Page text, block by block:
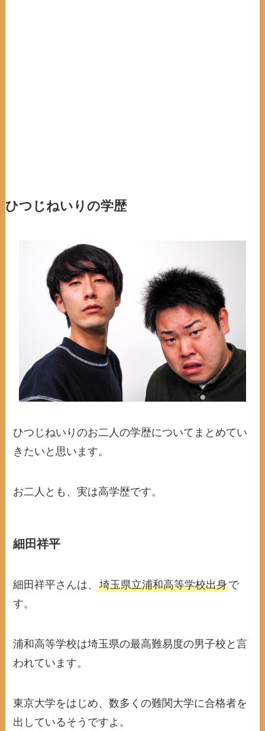
ひつじねいりの学歴
ひつじねいりのお二人の学歴についてまとめてい
きたいと思います。
お二人とも、実は高学歴です。
細田祥平
細田祥平さんは、埼玉県立浦和高等学校出身で
す。
浦和高等学校は埼玉県の最高難易度の男子校と言
われています。
東京大学をはじめ、数多くの難関大学に合格者を
出しているそうですよ。